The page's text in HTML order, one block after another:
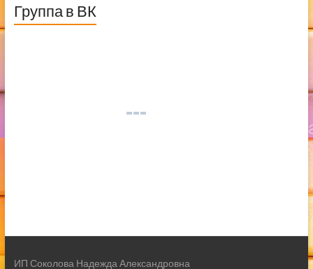
Группа в ВК
ИП Соколова Надежда Александровна